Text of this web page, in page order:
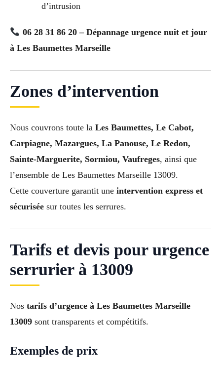
d’intrusion
06 28 31 86 20 – Dépannage urgence nuit et jour
à Les Baumettes Marseille
Zones d’intervention
Nous couvrons toute la Les Baumettes, Le Cabot,
Carpiagne, Mazargues, La Panouse, Le Redon,
Sainte-Marguerite, Sormiou, Vaufreges, ainsi que
l’ensemble de Les Baumettes Marseille 13009.
Cette couverture garantit une intervention express et
sécurisée sur toutes les serrures.
Tarifs et devis pour urgence
serrurier à 13009
Nos tarifs d’urgence à Les Baumettes Marseille
13009 sont transparents et compétitifs.
Exemples de prix